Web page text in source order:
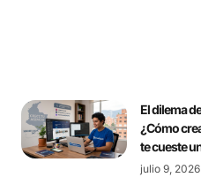
El dilema
¿Cómo
te cueste
julio 9, 2026